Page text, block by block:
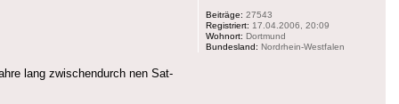
Beiträge: 27543
Registriert: 17.04.2006, 20:09
Wohnort: Dortmund
Bundesland: Nordrhein-Westfalen
lang zwischendurch nen Sat-